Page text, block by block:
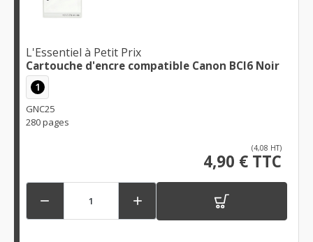
L'Essentiel à Petit Prix
Cartouche d'encre compatible Canon BCI6 Noir
1
GNC25
280 pages
(4,08 HT)
4,90 € TTC
 